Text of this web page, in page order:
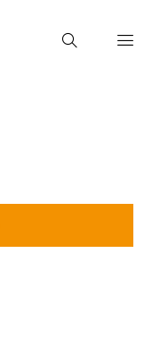
Búsqueda